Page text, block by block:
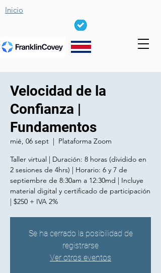
Inicio
Velocidad de la
Confianza |
Fundamentos
mié, 06 sept
  |
Plataforma Zoom
Taller virtual | Duración: 8 horas (dividido en
2 sesiones de 4hrs) | Horario: 6 y 7 de
septiembre de 8:30am a 12:30md | Incluye
material digital y certificado de participación
| $250 + IVA 2%
Se ha cerrado la posibilidad de
registrarse
Ver otros eventos